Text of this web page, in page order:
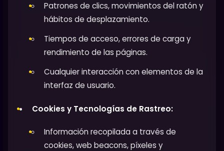
Patrones de clics, movimientos del ratón y
hábitos de desplazamiento.
Tiempos de acceso, errores de carga y
rendimiento de las páginas.
Cualquier interacción con elementos de la
interfaz de usuario.
Cookies y Tecnologías de Rastreo:
Información recopilada a través de
cookies, web beacons, píxeles y